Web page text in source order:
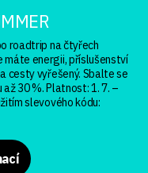
roadtrip na čtyřech
máte energii, příslušenství
cesty vyřešený. Sbalte se
30 %. Platnost: 1. 7. –
slevového kódu: